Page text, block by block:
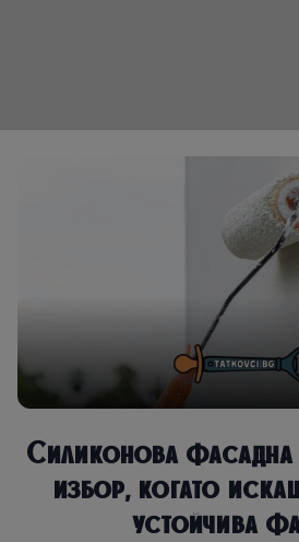
Силиконова
избор, когато
устойчива